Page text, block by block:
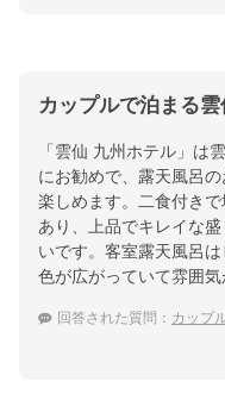
カップルで泊まる
「雲仙 九州ホテル」は
にお勧めで、露天風呂
楽しめます。二食付き
あり、上品でキレイな
いです。客室露天風呂
色が広がっていて雰囲気
回答された質問： カップルで